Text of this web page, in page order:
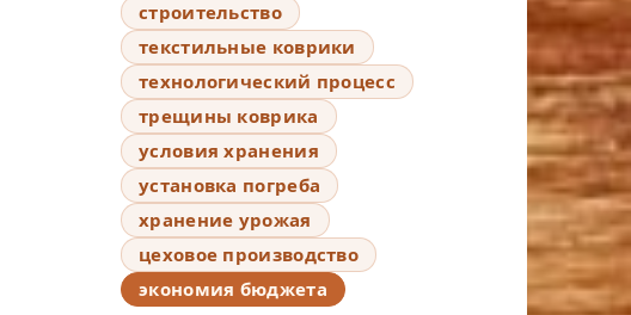
строительство
текстильные коврики
технологический процесс
трещины коврика
условия хранения
установка погреба
хранение урожая
цеховое производство
экономия бюджета